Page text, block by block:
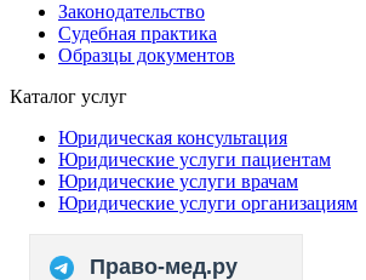
Законодательство
Судебная практика
Образцы документов
Каталог услуг
Юридическая консультация
Юридические услуги пациентам
Юридические услуги врачам
Юридические услуги организациям
Право-мед.ру